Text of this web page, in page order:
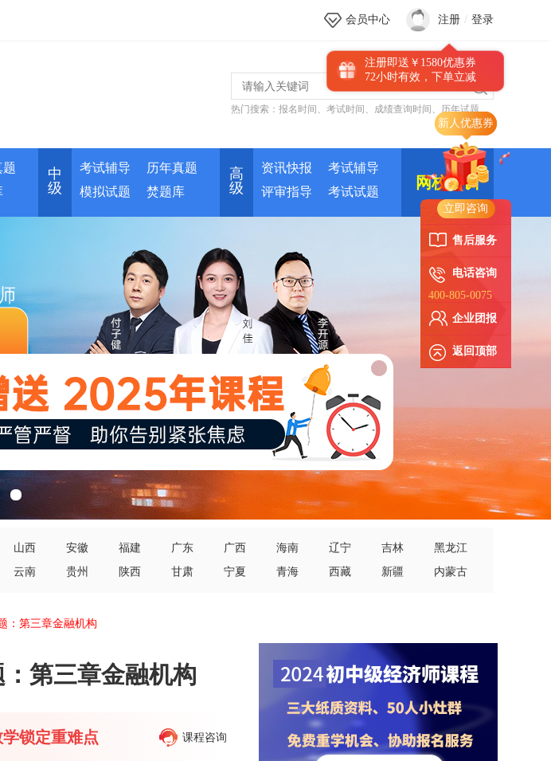
立即咨询
售后服务
电话咨询
400-805-0075
企业团报
返回顶部
会员中心 注册 / 登录
注册即送￥1580优惠券
72小时有效，下单立减
热门搜索： 报名时间 、 考试时间 、 成绩查询时间 、 历年试题
题
中
级
考试辅导
历年真题
模拟试题
焚题库
高
级
资讯快报
考试辅导
评审指导
考试试题
网校培训
山西 安徽 福建 广东 广西 海南 辽宁 吉林
黑龙江
云南 贵州 陕西 甘肃 宁夏 青海 西藏 新疆 内蒙古
：第三章金融机构
第三章金融机构
锁定重难点 课程咨询